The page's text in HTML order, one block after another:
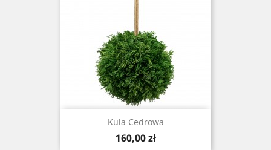
Kula Cedrowa
Cena
160,00 zł